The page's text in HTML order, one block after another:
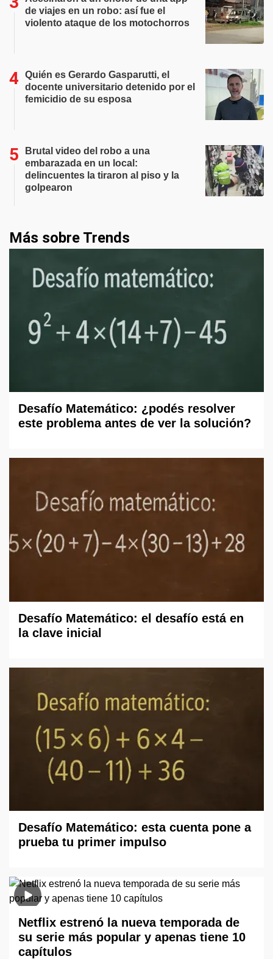
de viajes en un robo: así fue el
violento ataque de los motochorros
Quién es Gerardo Gasparutti, el
docente universitario detenido por el
femicidio de su esposa
Brutal video del robo a una
embarazada en un local:
delincuentes la tiraron al piso y la
golpearon
Más sobre Trends
Desafío Matemático: ¿podés resolver
este problema antes de ver la solución?
Desafío Matemático: el desafío está en
la clave inicial
Desafío Matemático: esta cuenta pone a
prueba tu primer impulso
Netflix estrenó la nueva temporada de
su serie más popular y apenas tiene 10
capítulos